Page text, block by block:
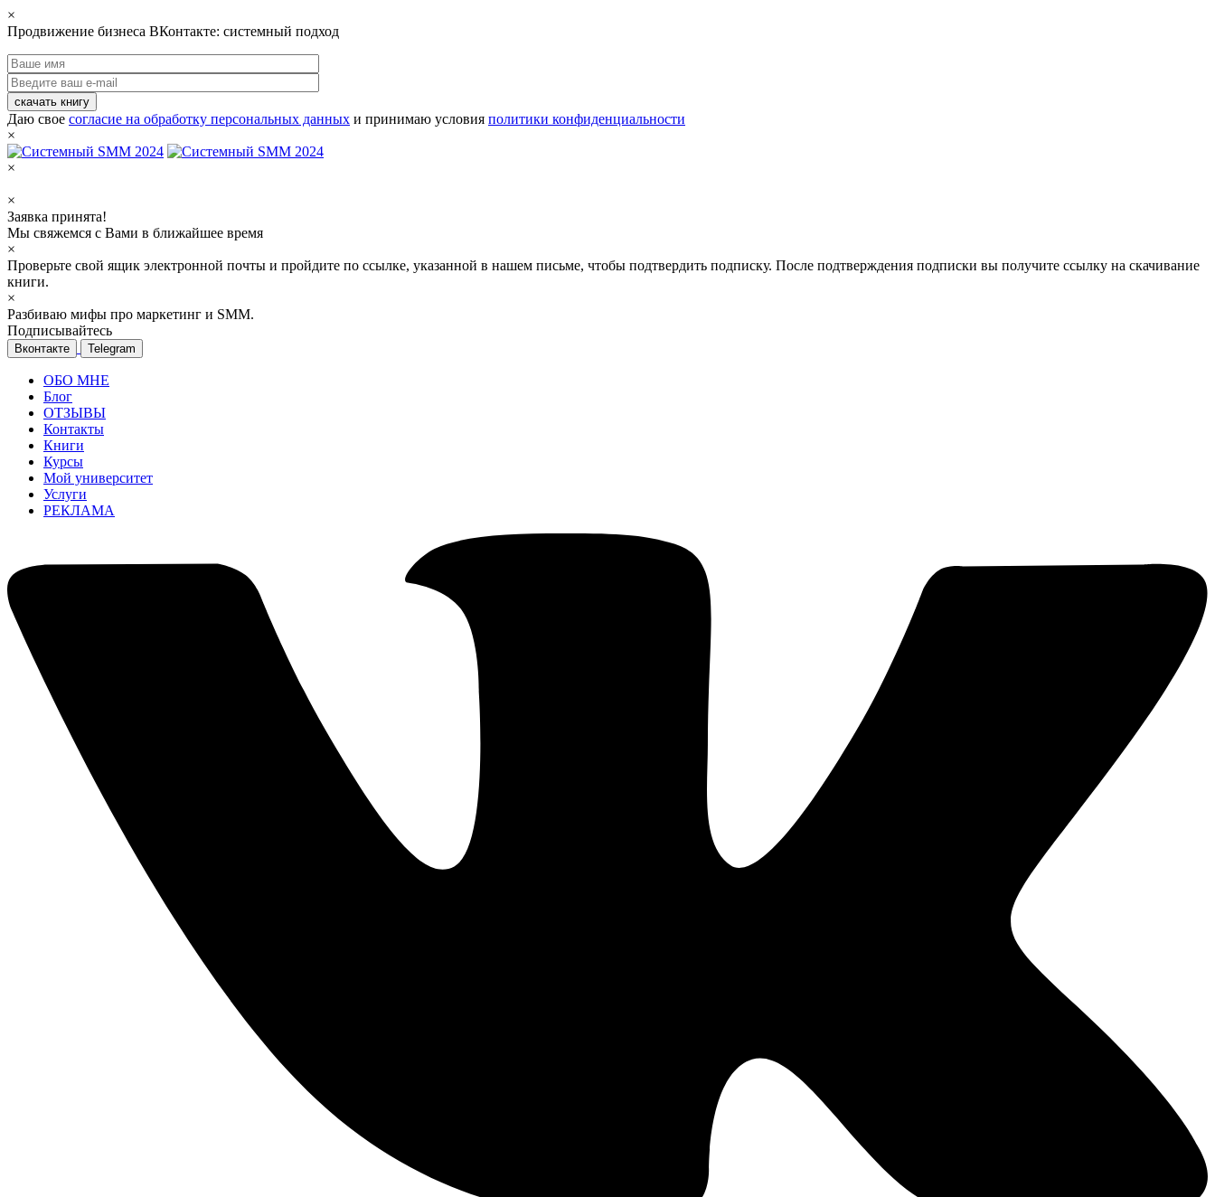
×
Продвижение бизнеса ВКонтакте: системный подход
скачать книгу
Даю свое согласие на обработку персональных данных и принимаю условия политики конфиденциальности
×
×
×
Заявка принята!
Мы свяжемся с Вами в ближайшее время
×
Проверьте свой ящик электронной почты и пройдите по ссылке, указанной в нашем письме, чтобы подтвердить подписку. После подтверждения подписки вы получите ссылку на скачивание
книги.
×
Разбиваю мифы про маркетинг и SMM.
Подписывайтесь
Вконтакте Telegram
ОБО МНЕ
Блог
ОТЗЫВЫ
Контакты
Книги
Курсы
Мой университет
Услуги
РЕКЛАМА